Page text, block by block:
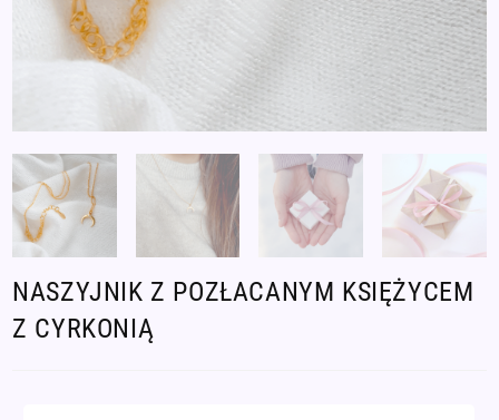
NASZYJNIK Z POZŁACANYM KSIĘŻYCEM
Z CYRKONIĄ